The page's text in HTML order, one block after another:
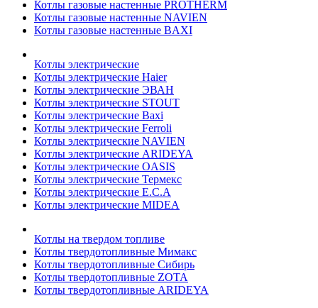
Котлы газовые настенные PROTHERM
Котлы газовые настенные NAVIEN
Котлы газовые настенные BAXI
Котлы электрические
Котлы электрические Haier
Котлы электрические ЭВАН
Котлы электрические STOUT
Котлы электрические Baxi
Котлы электрические Ferroli
Котлы электрические NAVIEN
Котлы электрические ARIDEYA
Котлы электрические OASIS
Котлы электрические Термекс
Котлы электрические E.C.A
Котлы электрические MIDEA
Котлы на твердом топливе
Котлы твердотопливные Мимакс
Котлы твердотопливные Сибирь
Котлы твердотопливные ZOTA
Котлы твердотопливные ARIDEYA